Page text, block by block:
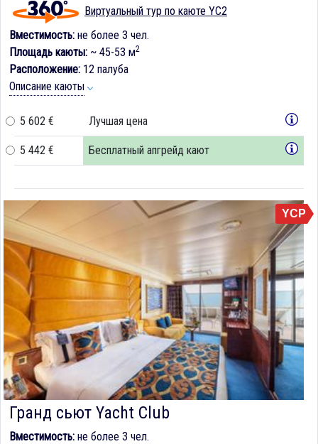
Виртуальный тур по каюте YC2
Вместимость: не более 3 чел.
Площадь каюты: ~ 45-53 м2
Расположение: 12 палуба
Описание каюты
5 602 € Лучшая цена
5 442 € Бесплатный апгрейд кают
YCP
Гранд сьют Yacht Club
Вместимость: не более 3 чел.